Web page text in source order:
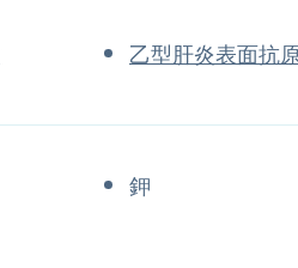
乙型肝炎表面抗
鉀